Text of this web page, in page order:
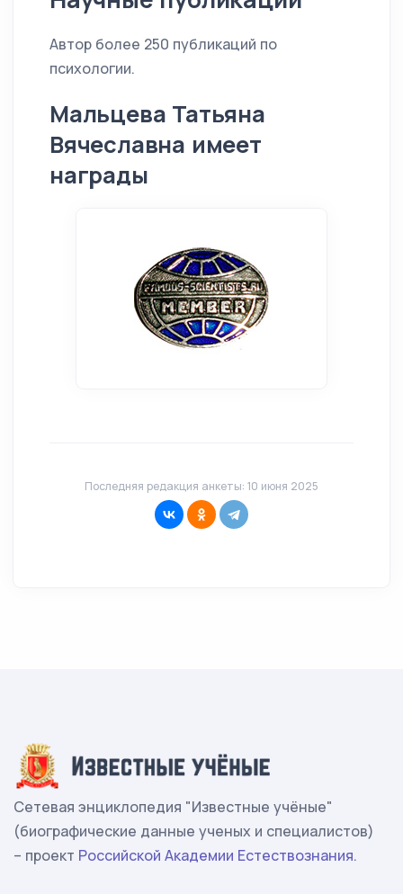
Автор более 250 публикаций по
психологии.
Мальцева Татьяна
Вячеславна имеет
награды
Последняя редакция анкеты: 10 июня 2025
Сетевая энциклопедия "Известные учёные"
(биографические данные ученых и специалистов)
– проект Российской Академии Естествознания.